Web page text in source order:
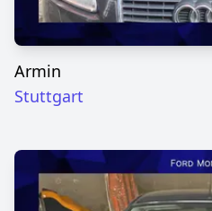
Armin
Stuttgart